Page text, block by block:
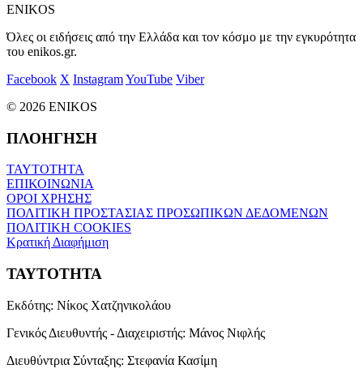
ENIKOS
Όλες οι ειδήσεις από την Ελλάδα και τον κόσμο με την εγκυρότητα
του enikos.gr.
Facebook X InstagramYouTube Viber
© 2026 ENIKOS
ΠΛΟΗΓΗΣΗ
ΤΑΥΤΟΤΗΤΑ
ΕΠΙΚΟΙΝΩΝΙΑ
ΟΡΟΙ ΧΡΗΣΗΣ
ΠΟΛΙΤΙΚΗ ΠΡΟΣΤΑΣΙΑΣ ΠΡΟΣΩΠΙΚΩΝ ΔΕΔΟΜΕΝΩΝ
ΠΟΛΙΤΙΚΗ COOKIES
Κρατική Διαφήμιση
ΤΑΥΤΟΤΗΤΑ
Εκδότης: Νίκος Χατζηνικολάου
Γενικός Διευθυντής - Διαχειριστής: Μάνος Νιφλής
Διευθύντρια Σύνταξης: Στεφανία Κασίμη